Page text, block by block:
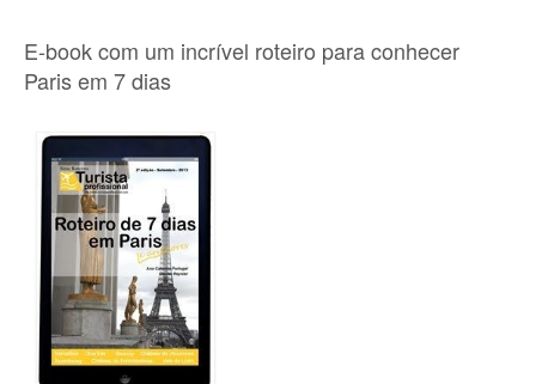
E-book com um incrível roteiro para conhecer
Paris em 7 dias